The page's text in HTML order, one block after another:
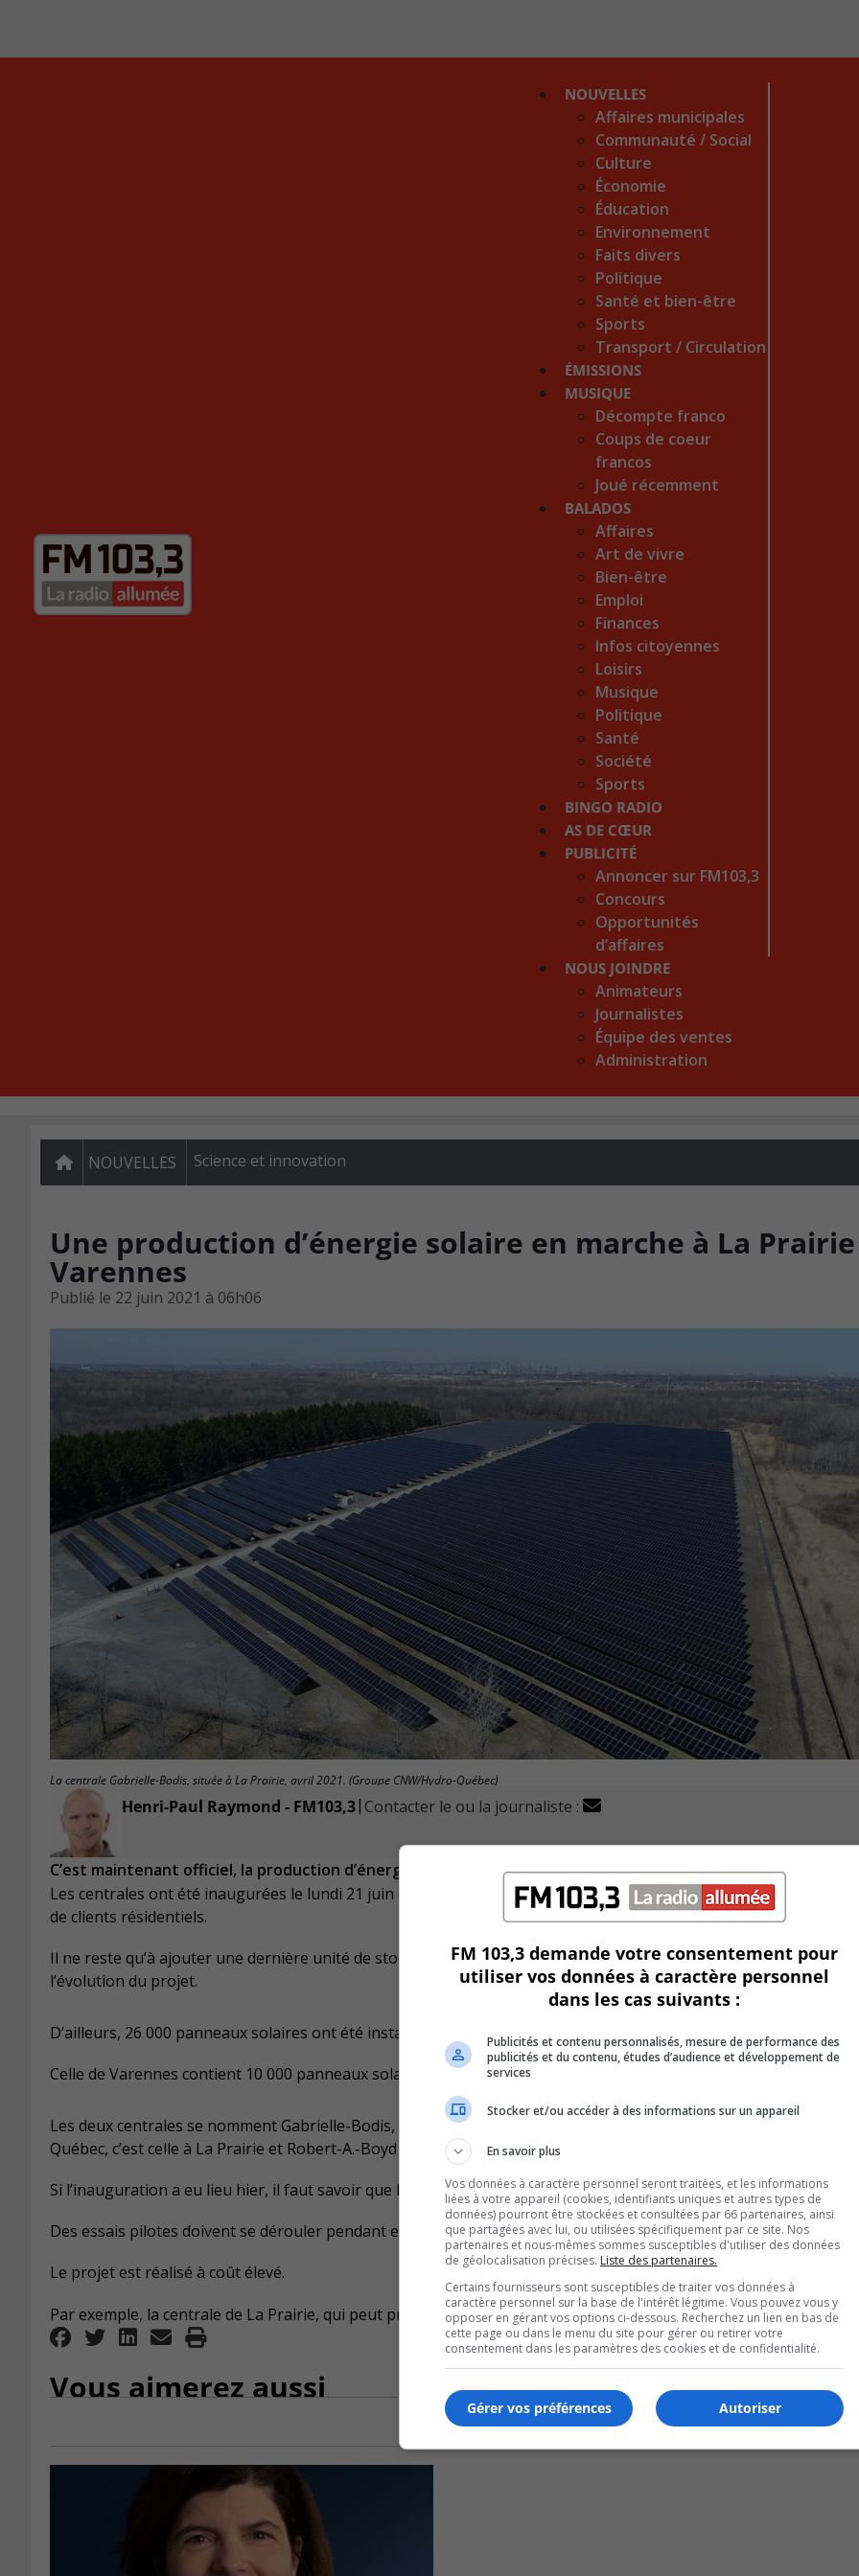
NOUVELLES
Affaires municipales
Communauté / Social
Culture
Économie
Éducation
Environnement
Faits divers
Politique
Santé et bien-être
Sports
Transport / Circulation
ÉMISSIONS
MUSIQUE
Décompte franco
Coups de coeur
francos
Joué récemment
BALADOS
Affaires
Art de vivre
Bien-être
Emploi
Finances
Infos citoyennes
Loisirs
Musique
Politique
Santé
Société
Sports
BINGO RADIO
AS DE CŒUR
PUBLICITÉ
Annoncer sur FM103,3
Concours
Opportunités
d’affaires
NOUS JOINDRE
Animateurs
Journalistes
Équipe des ventes
Administration
NOUVELLES Science et innovation
Une production d’énergie solaire en marche à La
Varennes
Publié le 22 juin 2021 à 06h06
La centrale Gabrielle-Bodis, située à La Prairie, avril 2021. (Groupe CNW/Hydro-Québec)
Henri-Paul Raymond - FM103,3| Contacter le ou la journaliste :
C’est maintenant officiel, la production d’énergie solaire à La Prairie et à Varennes est en marche.
Les centrales ont été inaugurées le lundi 21 juin et peuvent désormais produire de l’énergie pour alimenter un
de clients résidentiels.
Il ne reste qu’à ajouter une dernière unité de stockage d’énergie à La Prairie notamment pour, par la suite,
l’évolution du projet.
D’ailleurs, 26 000 panneaux solaires ont été installés pour la centrale de cette ville du Roussillon.
Celle de Varennes contient 10 000 panneaux solaires.
Les deux centrales se nomment Gabrielle-Bodis, en l’honneur de la première femme ingénieure embauchée par
Québec, c’est celle à La Prairie et Robert-A.-Boyd est située à Varennes.
Si l’inauguration a eu lieu hier, il faut savoir que les centrales sont en opération depuis quelques mois déjà.
Des essais pilotes doivent se dérouler pendant environ encore 12 mois.
Le projet est réalisé à coût élevé.
Par exemple, la centrale de La Prairie, qui peut produire jusqu’à 8,5 MW a nécessité un investissement de 40 M$.
Vous aimerez aussi
FM 103,3 demande votre consentement pour
utiliser vos données à caractère personnel
dans les cas suivants :
Publicités et contenu personnalisés, mesure de performance des
publicités et du contenu, études d’audience et développement de
services
Stocker et/ou accéder à des informations sur un appareil
En savoir plus
Vos données à caractère personnel seront traitées, et les informations
liées à votre appareil (cookies, identifiants uniques et autres types de
données) pourront être stockées et consultées par 66 partenaires, ainsi
que partagées avec lui, ou utilisées spécifiquement par ce site. Nos
partenaires et nous-mêmes sommes susceptibles d'utiliser des données
de géolocalisation précises. Liste des partenaires.
Certains fournisseurs sont susceptibles de traiter vos données à
caractère personnel sur la base de l'intérêt légitime. Vous pouvez vous y
opposer en gérant vos options ci-dessous. Recherchez un lien en bas de
cette page ou dans le menu du site pour gérer ou retirer votre
consentement dans les paramètres des cookies et de confidentialité.
Autoriser
Gérer vos préférences